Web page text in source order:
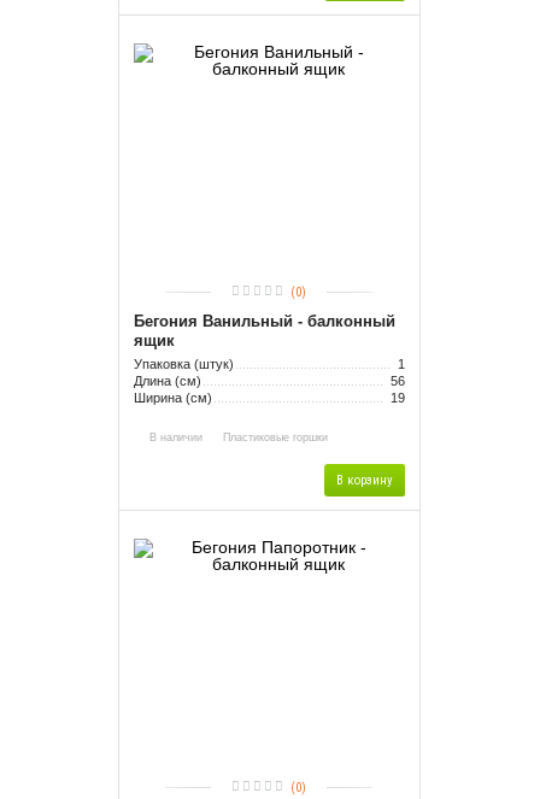
(0)
Бегония Ванильный - балконный
ящик
Упаковка (штук)
1
Длина (см)
56
Ширина (см)
19
В наличии Пластиковые горшки
В корзину
(0)